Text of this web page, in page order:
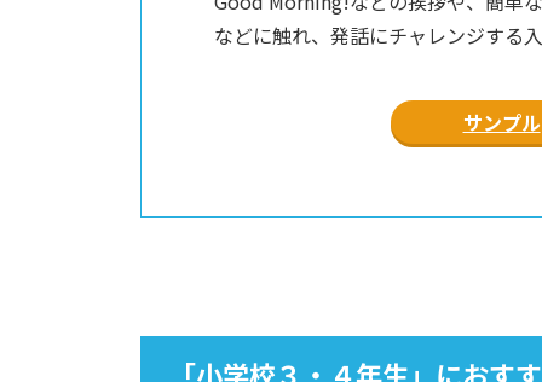
などに触れ、発話にチャレンジする
サンプル
「小学校３・４年生」におす